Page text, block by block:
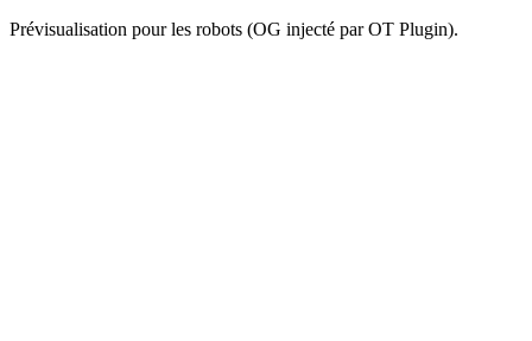
Prévisualisation pour les robots (OG injecté par OT Plugin).